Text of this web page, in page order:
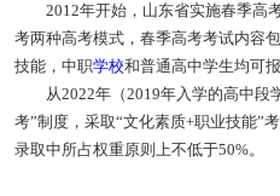
2012年开始，山东省实施春季高
考两种高考模式，春季高考考试内容
技能，中职学校和普通高中学生均可报
从2022年（2019年入学的高中段
考”制度，采取“文化素质+职业技能”
录取中所占权重原则上不低于50%。